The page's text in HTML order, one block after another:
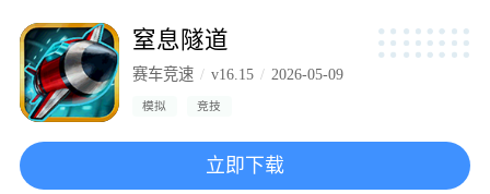
窒息隧道
赛车竞速 v16.15 2026-05-09
模拟 竞技
立即下载